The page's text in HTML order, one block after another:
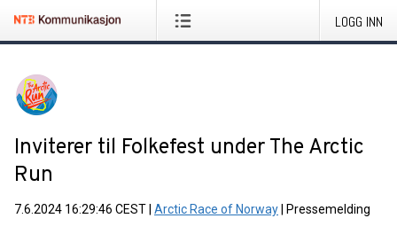
LOGG INN
Inviterer til Folkefest under The Arctic
Run
7.6.2024 16:29:46 CEST Arctic Race of Norway Pressemelding